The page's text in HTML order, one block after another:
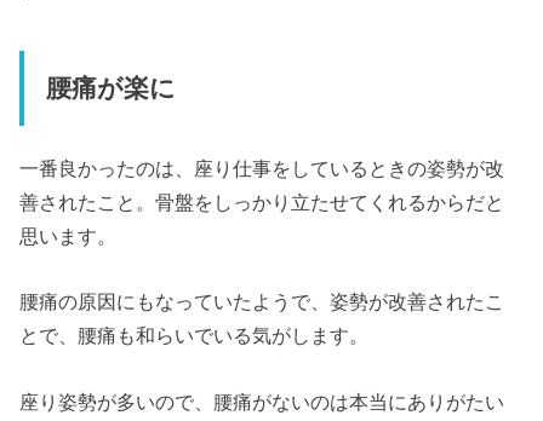
腰痛が楽に
一番良かったのは、座り仕事をしているときの姿勢が改
善されたこと。骨盤をしっかり立たせてくれるからだと
思います。
腰痛の原因にもなっていたようで、姿勢が改善されたこ
とで、腰痛も和らいでいる気がします。
座り姿勢が多いので、腰痛がないのは本当にありがたい